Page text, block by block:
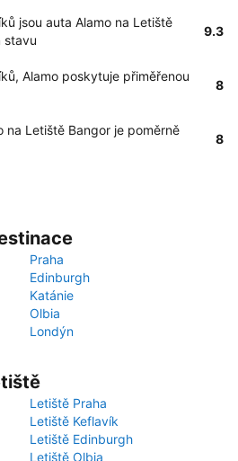
jsou auta Alamo na Letiště
stavu
9.3
Alamo poskytuje přiměřenou
8
na Letiště Bangor je poměrně
8
Praha
Edinburgh
Katánie
Olbia
Londýn
Letiště Praha
Letiště Keflavík
Letiště Edinburgh
Letiště Olbia